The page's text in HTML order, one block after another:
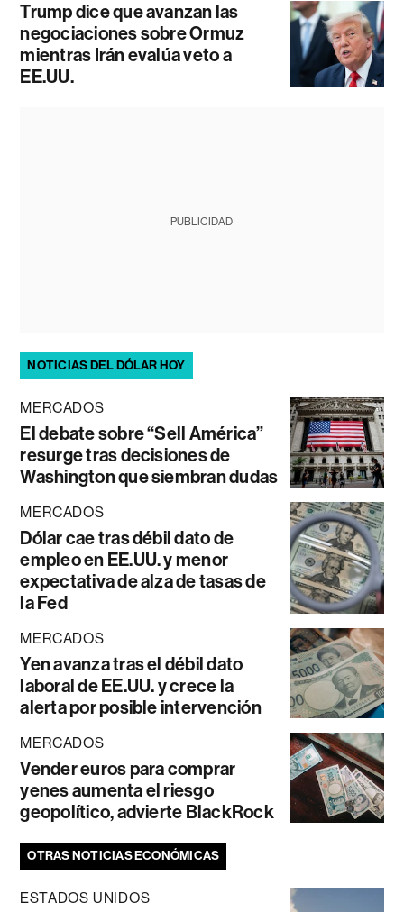
Trump dice que avanzan las
negociaciones sobre Ormuz
mientras Irán evalúa veto a
EE.UU.
PUBLICIDAD
NOTICIAS DEL DÓLAR HOY
MERCADOS
El debate sobre “Sell América”
resurge tras decisiones de
Washington que siembran dudas
MERCADOS
Dólar cae tras débil dato de
empleo en EE.UU. y menor
expectativa de alza de tasas de
la Fed
MERCADOS
Yen avanza tras el débil dato
laboral de EE.UU. y crece la
alerta por posible intervención
MERCADOS
Vender euros para comprar
yenes aumenta el riesgo
geopolítico, advierte BlackRock
OTRAS NOTICIAS ECONÓMICAS
ESTADOS UNIDOS